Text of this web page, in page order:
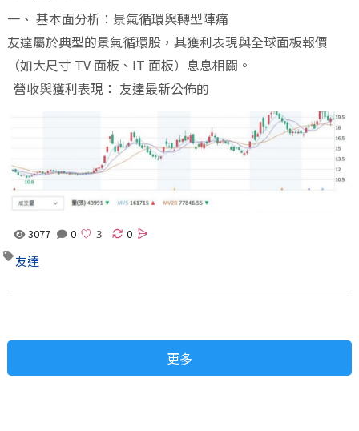
一、 基本面分析：景氣循環與轉型陣痛
友達屬於典型的景氣循環股，其獲利表現與全球面板報價
（如大尺寸 TV 面板、IT 面板）息息相關。
營收與獲利表現： 友達最新公佈的
3077 0 0
友達
更多